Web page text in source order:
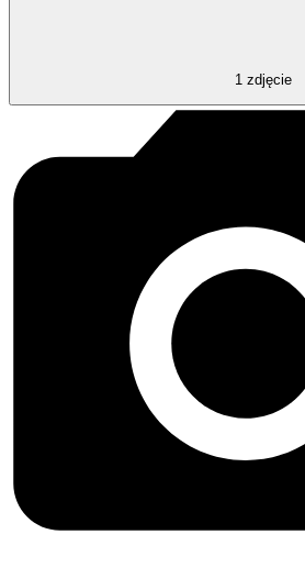
1 zdjęcie